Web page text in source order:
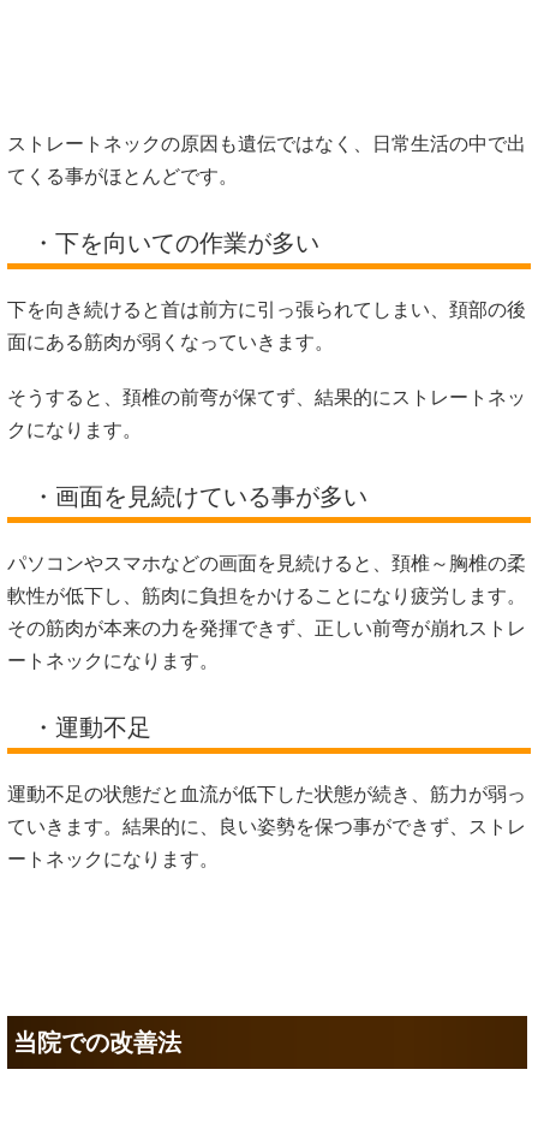
ストレートネックの原因も遺伝ではなく、日常生活の中で出
てくる事がほとんどです。
・下を向いての作業が多い
下を向き続けると首は前方に引っ張られてしまい、頚部の後
面にある筋肉が弱くなっていきます。
そうすると、頚椎の前弯が保てず、結果的にストレートネッ
クになります。
・画面を見続けている事が多い
パソコンやスマホなどの画面を見続けると、頚椎～胸椎の柔
軟性が低下し、筋肉に負担をかけることになり疲労します。
その筋肉が本来の力を発揮できず、正しい前弯が崩れストレ
ートネックになります。
・運動不足
運動不足の状態だと血流が低下した状態が続き、筋力が弱っ
ていきます。結果的に、良い姿勢を保つ事ができず、ストレ
ートネックになります。
当院での改善法